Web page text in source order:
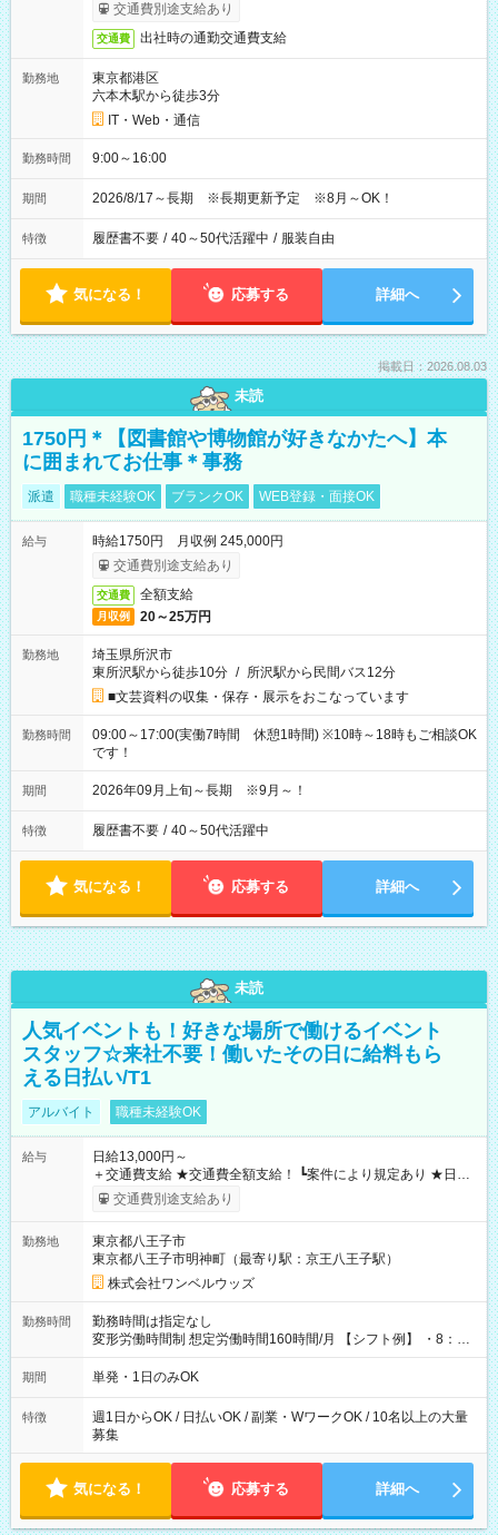
交通費別途支給あり
交通費 出社時の通勤交通費支給
勤務地
東京都港区
六本木駅から徒歩3分
IT・Web・通信
勤務時間 9:00～16:00
期間 2026/8/17～長期 ※長期更新予定 ※8月～OK！
特徴 履歴書不要 / 40～50代活躍中 / 服装自由
気になる！ 応募する 詳細へ
掲載日：2026.08.03
未読
1750円＊【図書館や博物館が好きなかたへ】本
に囲まれてお仕事＊事務
派遣 職種未経験OK ブランクOK WEB登録・面接OK
給与
時給1750円 月収例 245,000円
交通費別途支給あり
交通費 全額支給
月収例 20～25万円
勤務地
埼玉県所沢市
東所沢駅から徒歩10分 / 所沢駅から民間バス12分
■文芸資料の収集・保存・展示をおこなっています
勤務時間
09:00～17:00(実働7時間 休憩1時間) ※10時～18時もご相談OK
です！
期間 2026年09月上旬～長期 ※9月～！
特徴 履歴書不要 / 40～50代活躍中
気になる！ 応募する 詳細へ
未読
人気イベントも！好きな場所で働けるイベント
スタッフ☆来社不要！働いたその日に給料もら
える日払い/T1
アルバイト 職種未経験OK
給与
日給13,000円～
＋交通費支給 ★交通費全額支給！ ┗案件により規定あり ★日払
いOK！（規定あり） ┗働いたその日に現金GET♪ お仕事後はコ
ンビニATMから 日払い分を引き落とせます！ 【試用期間】試
交通費別途支給あり
勤務地
東京都八王子市
東京都八王子市明神町（最寄り駅：京王八王子駅）
株式会社ワンベルウッズ
勤務時間
勤務時間は指定なし
変形労働時間制 想定労働時間160時間/月 【シフト例】 ・8：00
～21：00
期間 単発・1日のみOK
特徴
週1日からOK / 日払いOK / 副業・WワークOK / 10名以上の大量
募集
気になる！ 応募する 詳細へ